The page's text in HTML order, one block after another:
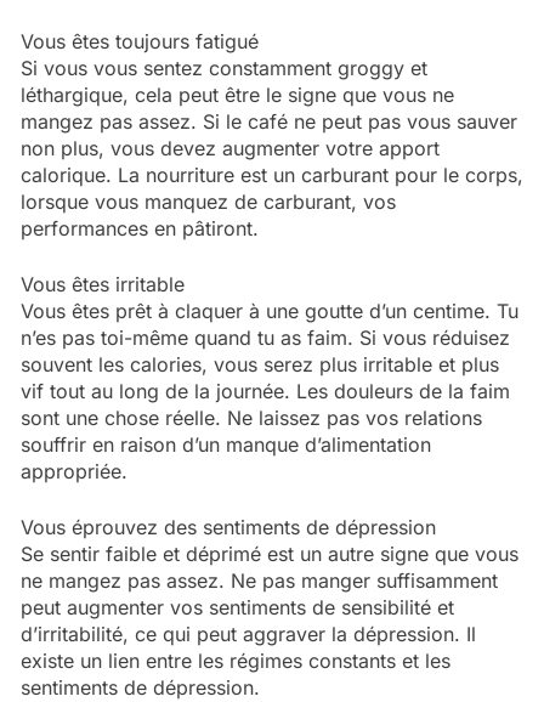
Vous êtes toujours fatigué
Si vous vous sentez constamment groggy et
léthargique, cela peut être le signe que vous ne
mangez pas assez. Si le café ne peut pas vous sauver
non plus, vous devez augmenter votre apport
calorique. La nourriture est un carburant pour le corps,
lorsque vous manquez de carburant, vos
performances en pâtiront.
Vous êtes irritable
Vous êtes prêt à claquer à une goutte d’un centime. Tu
n’es pas toi-même quand tu as faim. Si vous réduisez
souvent les calories, vous serez plus irritable et plus
vif tout au long de la journée. Les douleurs de la faim
sont une chose réelle. Ne laissez pas vos relations
souffrir en raison d’un manque d’alimentation
appropriée.
Vous éprouvez des sentiments de dépression
Se sentir faible et déprimé est un autre signe que vous
ne mangez pas assez. Ne pas manger suffisamment
peut augmenter vos sentiments de sensibilité et
d’irritabilité, ce qui peut aggraver la dépression. Il
existe un lien entre les régimes constants et les
sentiments de dépression.